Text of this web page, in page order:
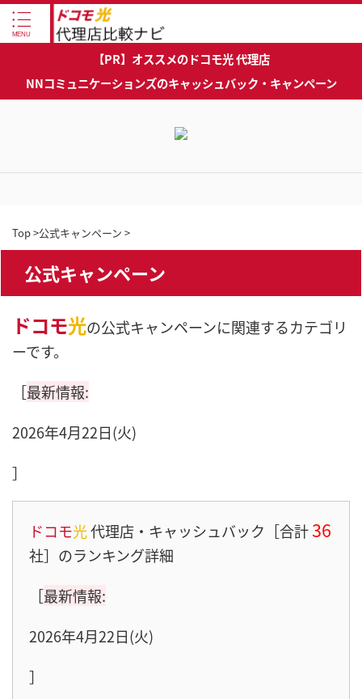
【PR】オススメのドコモ光 代理店
NNコミュニケーションズのキャッシュバック・キャンペーン
Top>公式キャンペーン >
公式キャンペーン
ドコモ光の公式キャンペーンに関連するカテゴリ
ーです。
［最新情報:
2026年4月22日(火)
］
ドコモ光代理店・キャッシュバック［合計36
社］のランキング詳細
［最新情報:
2026年4月22日(火)
］